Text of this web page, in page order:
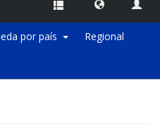
por país Regional